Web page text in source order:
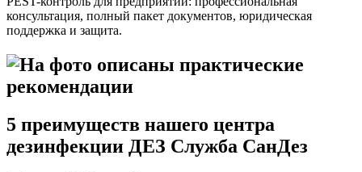
консультация, полный пакет документов, юридическая
поддержка и защита.
5 преимуществ нашего центра
дезинфекции ДЕЗ Служба СанДез